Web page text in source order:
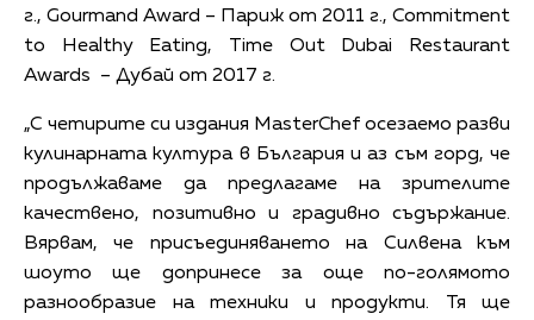
г., Gourmand Award – Париж от 2011 г., Commitment
to Healthy Eating, Time Out Dubai Restaurant
Awards – Дубай от 2017 г.
„С четирите си издания MasterChef осезаемо разви
кулинарната култура в България и аз съм горд, че
продължаваме да предлагаме на зрителите
качествено, позитивно и градивно съдържание.
Вярвам, че присъединяването на Силвена към
шоуто ще допринесе за още по-голямото
разнообразие на техники и продукти. Тя ще